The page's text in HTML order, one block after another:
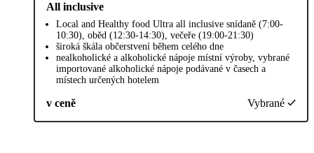
All inclusive
Local and Healthy food Ultra all inclusive snídaně (7:00-
10:30), oběd (12:30-14:30), večeře (19:00-21:30)
široká škála občerstvení během celého dne
nealkoholické a alkoholické nápoje místní výroby, vybrané
importované alkoholické nápoje podávané v časech a
místech určených hotelem
v ceně Vybrané